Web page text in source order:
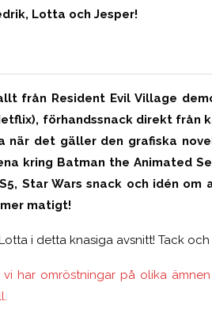
Lotta och Jesper!
från Resident Evil Village
förhandssnack direkt från
det gäller den grafiska
kring Batman the Animated
Star Wars snack och idén
matigt!
i detta knasiga avsnitt! Tack
har omröstningar på olika